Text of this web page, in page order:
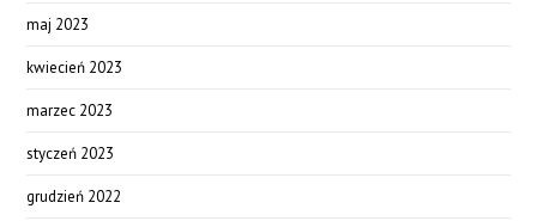
maj 2023
kwiecień 2023
marzec 2023
styczeń 2023
grudzień 2022